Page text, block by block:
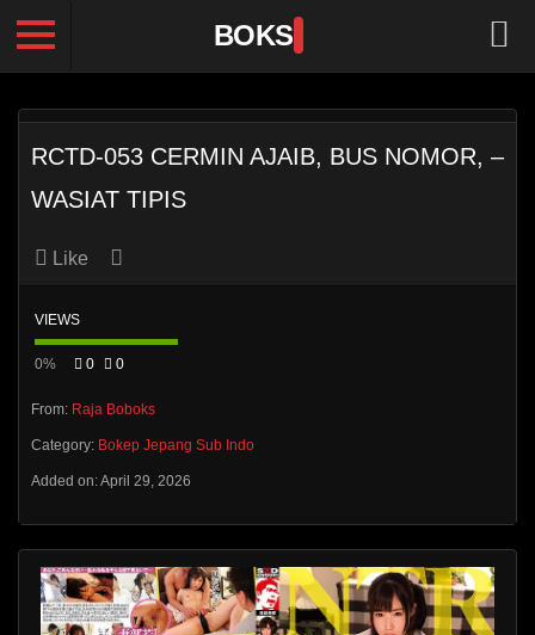
BOKS
RCTD-053 CERMIN AJAIB, BUS NOMOR, –
WASIAT TIPIS
Like
VIEWS
0% 0 0
From: Raja Boboks
Category: Bokep Jepang Sub Indo
Added on: April 29, 2026